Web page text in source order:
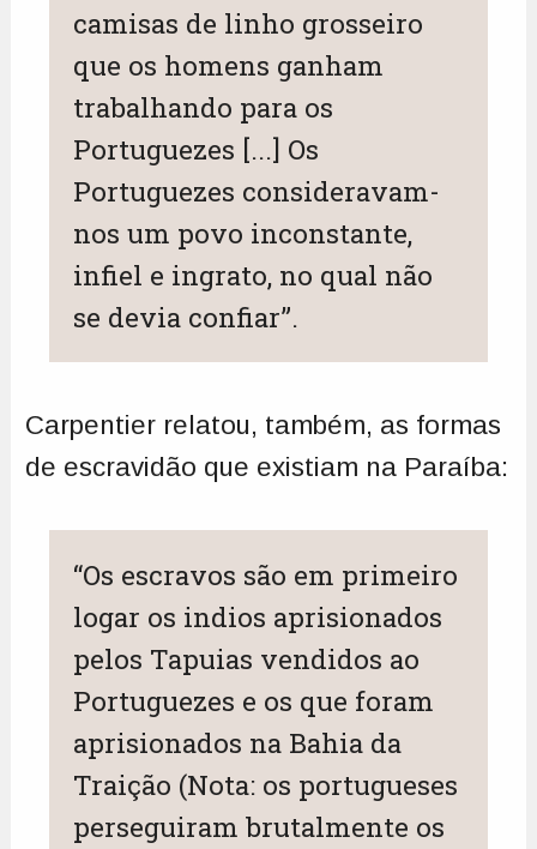
camisas de linho grosseiro
que os homens ganham
trabalhando para os
Portuguezes [...] Os
Portuguezes consideravam-
nos um povo inconstante,
infiel e ingrato, no qual não
se devia confiar”.
Carpentier relatou, também, as formas
de escravidão que existiam na Paraíba:
“Os escravos são em primeiro
logar os indios aprisionados
pelos Tapuias vendidos ao
Portuguezes e os que foram
aprisionados na Bahia da
Traição (Nota: os portugueses
perseguiram brutalmente os